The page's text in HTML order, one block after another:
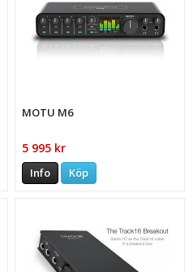
MOTU M6
5 995 kr
Info Köp